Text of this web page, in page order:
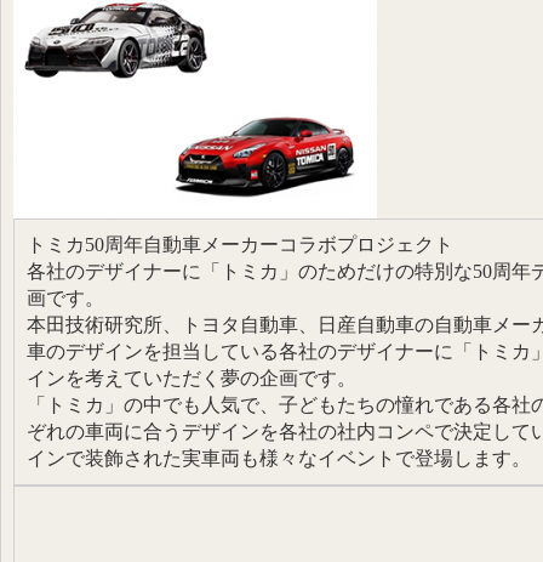
トミカ50周年自動車メーカーコラボプロジェクト
各社のデザイナーに「トミカ」のためだけの特別な50周年
画です。
本田技術研究所、トヨタ自動車、日産自動車の自動車メー
車のデザインを担当している各社のデザイナーに「トミカ
インを考えていただく夢の企画です。
「トミカ」の中でも人気で、子どもたちの憧れである各
ぞれの車両に合うデザインを各社の社内コンペで決定して
インで装飾された実車両も様々なイベントで登場します。